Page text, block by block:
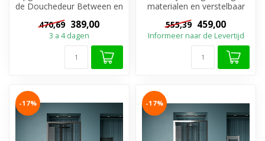
de Douchedeur Between en
geniet van een
comfortabele en ...
470,69 389,00
3 a 4 dagen
materialen en verstelbaar
profiel past deze deur
perfect i...
555,39 459,00
Informeer naar de Levertijd
-17% -17%